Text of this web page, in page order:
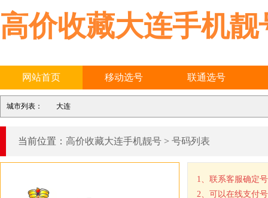
高价收藏大连手机靓
网站首页 移动选号 联通选号
城市列表： 大连
当前位置： 高价收藏大连手机靓号 > 号码列表
1、联系客服确定
2、可以在线支付